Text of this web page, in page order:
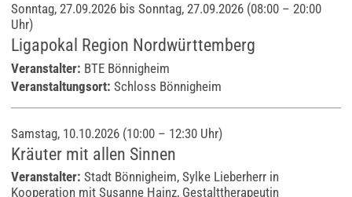
Sonntag, 27.09.2026 bis Sonntag, 27.09.2026 (08:00 – 20:00
Uhr)
Ligapokal Region Nordwürttemberg
Veranstalter: BTE Bönnigheim
Veranstaltungsort: Schloss Bönnigheim
Samstag, 10.10.2026 (10:00 – 12:30 Uhr)
Kräuter mit allen Sinnen
Veranstalter: Stadt Bönnigheim, Sylke Lieberherr in
Kooperation mit Susanne Hainz, Gestalttherapeutin